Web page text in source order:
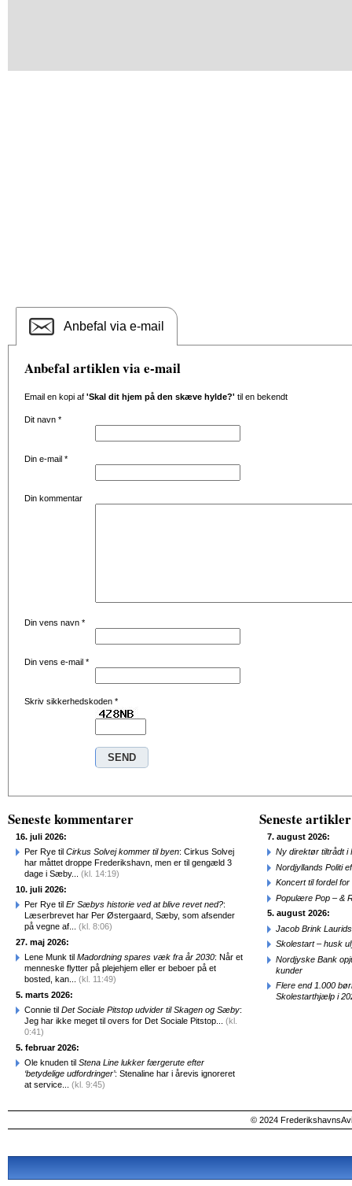
Anbefal via e-mail
Anbefal artiklen via e-mail
Email en kopi af 'Skal dit hjem på den skæve hylde?' til en bekendt
Dit navn *
Din e-mail *
Din kommentar
Din vens navn *
Din vens e-mail *
Skriv sikkerhedskoden *
Seneste kommentarer
16. juli 2026:
Per Rye til Cirkus Solvej kommer til byen: Cirkus Solvej
har måttet droppe Frederikshavn, men er til gengæld 3
dage i Sæby... (kl. 14:19)
10. juli 2026:
Per Rye til Er Sæbys historie ved at blive revet ned?:
Læserbrevet har Per Østergaard, Sæby, som afsender
på vegne af... (kl. 8:06)
27. maj 2026:
Lene Munk til Madordning spares væk fra år 2030: Når et
menneske flytter på plejehjem eller er beboer på et
bosted, kan... (kl. 11:49)
5. marts 2026:
Connie til Det Sociale Pitstop udvider til Skagen og Sæby:
Jeg har ikke meget til overs for Det Sociale Pitstop... (kl.
0:41)
5. februar 2026:
Ole knuden til Stena Line lukker færgerute efter
‘betydelige udfordringer’: Stenaline har i årevis ignoreret
at service... (kl. 9:45)
Seneste artikler
7. august 2026:
Ny direktør tiltrådt i
Nordjyllands Politi
Koncert til fordel
Populære Pop – &
5. august 2026:
Jacob Brink
Skolestart – husk
Nordjyske Bank
kunder
Flere end 1.000
Skolestarthjælp i
© 2024